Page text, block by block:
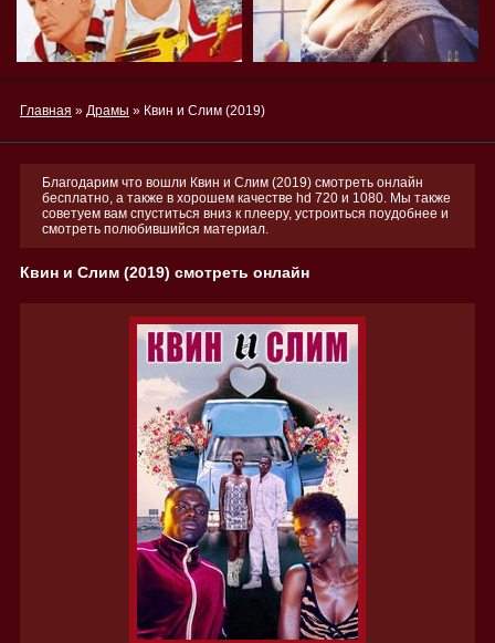
Главная » Драмы » Квин и Слим (2019)
Благодарим что вошли Квин и Слим (2019) смотреть онлайн
бесплатно, а также в хорошем качестве hd 720 и 1080. Мы также
советуем вам спуститься вниз к плееру, устроиться поудобнее и
смотреть полюбившийся материал.
Квин и Слим (2019) смотреть онлайн